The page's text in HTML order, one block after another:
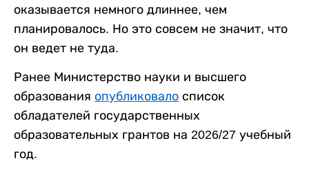
оказывается немного длиннее, чем
планировалось. Но это совсем не значит, что
он ведет не туда.
Ранее Министерство науки и высшего
образования опубликовало список
обладателей государственных
образовательных грантов на 2026/27 учебный
год.